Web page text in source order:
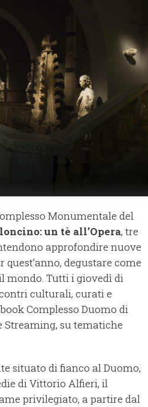
Monumentale del
un tè all’Opera, tre
approfondire nuove
degustare come
mondo. Tutti i giovedì di
culturali, curati e
Complesso Duomo di
Streaming, su tematiche
situato di fianco al Duomo,
di Vittorio Alfieri, il
privilegiato, a partire dal